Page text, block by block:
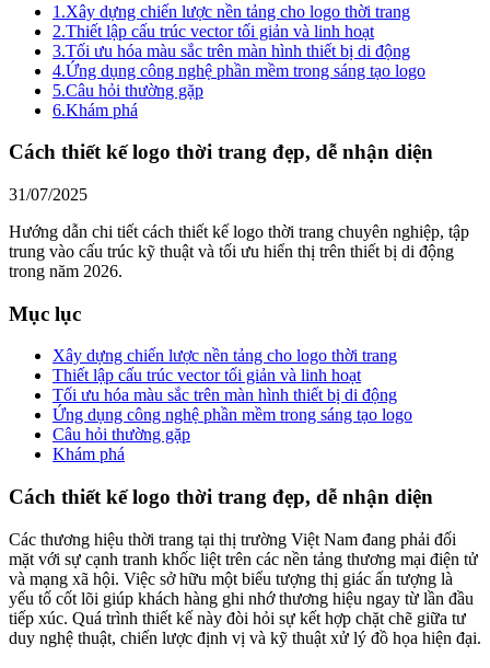
1.Xây dựng chiến lược nền tảng cho logo thời trang
2.Thiết lập cấu trúc vector tối giản và linh hoạt
3.Tối ưu hóa màu sắc trên màn hình thiết bị di động
4.Ứng dụng công nghệ phần mềm trong sáng tạo logo
5.Câu hỏi thường gặp
6.Khám phá
Cách thiết kế logo thời trang đẹp, dễ nhận diện
31/07/2025
Hướng dẫn chi tiết cách thiết kế logo thời trang chuyên nghiệp, tập
trung vào cấu trúc kỹ thuật và tối ưu hiển thị trên thiết bị di động
trong năm 2026.
Mục lục
Xây dựng chiến lược nền tảng cho logo thời trang
Thiết lập cấu trúc vector tối giản và linh hoạt
Tối ưu hóa màu sắc trên màn hình thiết bị di động
Ứng dụng công nghệ phần mềm trong sáng tạo logo
Câu hỏi thường gặp
Khám phá
Cách thiết kế logo thời trang đẹp, dễ nhận diện
Các thương hiệu thời trang tại thị trường Việt Nam đang phải đối
mặt với sự cạnh tranh khốc liệt trên các nền tảng thương mại điện tử
và mạng xã hội. Việc sở hữu một biểu tượng thị giác ấn tượng là
yếu tố cốt lõi giúp khách hàng ghi nhớ thương hiệu ngay từ lần đầu
tiếp xúc. Quá trình thiết kế này đòi hỏi sự kết hợp chặt chẽ giữa tư
duy nghệ thuật, chiến lược định vị và kỹ thuật xử lý đồ họa hiện đại.